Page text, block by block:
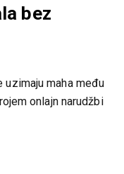
bez
uzimaju maha među
onlajn narudžbi